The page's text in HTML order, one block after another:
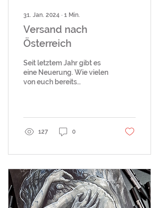
31. Jan. 2024 ∙ 1 Min.
Versand nach
Österreich
Seit letztem Jahr gibt es
eine Neuerung. Wie vielen
von euch bereits
127 0